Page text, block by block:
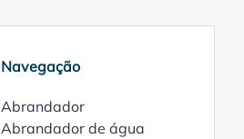
Navegação
Abrandador
Abrandador de água